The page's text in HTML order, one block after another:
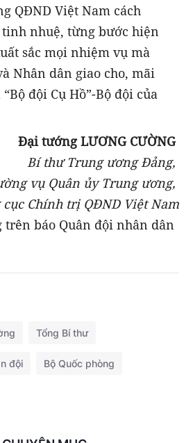
QĐND Việt Nam cách
nhuệ, từng bước hiện
sắc mọi nhiệm vụ mà
Nhân dân giao cho, mãi
đội Cụ Hồ”-Bộ đội của
Đại tướng LƯƠNG CƯỜNG
Bí thư Trung ương Đảng,
vụ Quân ủy Trung ương,
cục Chính trị QĐND Việt Nam
trên báo Quân đội nhân dân
Tổng Bí thư
đội Bộ Quốc phòng